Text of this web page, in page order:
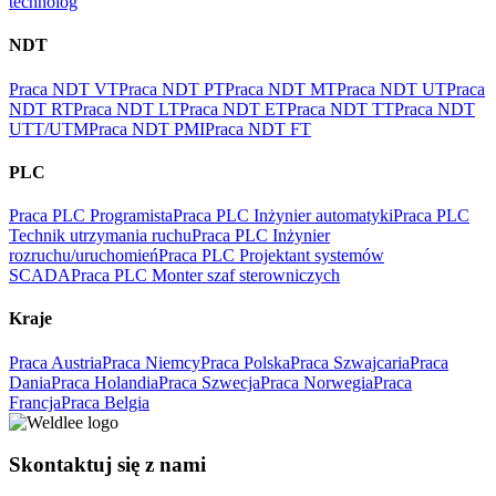
NDT
Praca NDT VTPraca NDT PTPraca NDT MTPraca NDT UTPraca
NDT RTPraca NDT LTPraca NDT ETPraca NDT TTPraca NDT
UTT/UTMPraca NDT PMIPraca NDT FT
PLC
Praca PLC ProgramistaPraca PLC Inżynier automatykiPraca PLC
Technik utrzymania ruchuPraca PLC Inżynier
rozruchu/uruchomieńPraca PLC Projektant systemów
SCADAPraca PLC Monter szaf sterowniczych
Kraje
Praca AustriaPraca NiemcyPraca PolskaPraca SzwajcariaPraca
DaniaPraca HolandiaPraca SzwecjaPraca NorwegiaPraca
FrancjaPraca Belgia
Skontaktuj się z nami